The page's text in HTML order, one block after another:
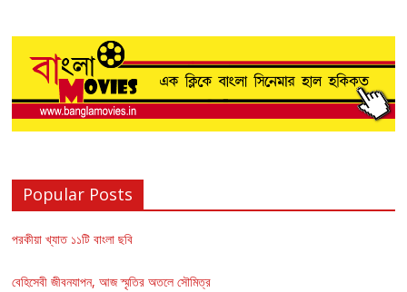
Popular Posts
পরকীয়া খ্যাত ১১টি বাংলা ছবি
বেহিসেবী জীবনযাপন, আজ স্মৃতির অতলে সৌমিত্র